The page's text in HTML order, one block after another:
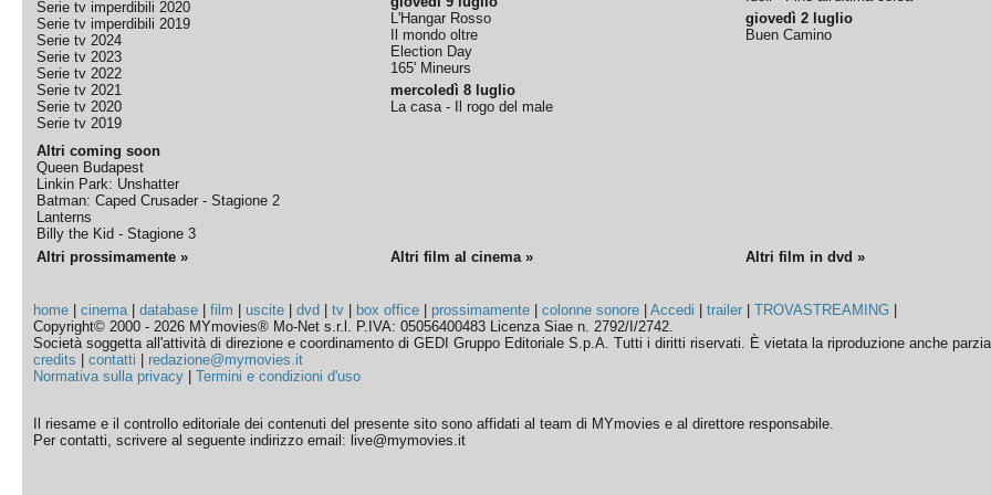
Serie tv imperdibili 2020
Serie tv imperdibili 2019
Serie tv 2024
Serie tv 2023
Serie tv 2022
Serie tv 2021
Serie tv 2020
Serie tv 2019
Altri coming soon
Queen Budapest
Linkin Park: Unshatter
Batman: Caped Crusader - Stagione 2
Lanterns
Billy the Kid - Stagione 3
L'Hangar Rosso
Il mondo oltre
Election Day
165' Mineurs
mercoledì 8 luglio
La casa - Il rogo del male
giovedì 2 luglio
Buen Camino
Altri prossimamente » Altri film al cinema » Altri film in dvd »
home |cinema|database |film |uscite |dvd |tv box office prossimamente |colonne sonore |Accedi |trailer |TROVASTREAMING
Copyright© 2000 - 2026 MYmovies® Mo-Net s.r.l. P.IVA: 05056400483 Licenza Siae n. 2792/I/2742.
Società soggetta all'attività di direzione e coordinamento di GEDI Gruppo Editoriale S.p.A. Tutti i diritti riservati. È vietata la riproduzione anche
credits |contatti
redazione@mymovies.it
Normativa sulla privacy |Termini e condizioni d'uso
Il riesame e il controllo editoriale dei contenuti del presente sito sono affidati al team di MYmovies e al direttore responsabile.
Per contatti, scrivere al seguente indirizzo email: live@mymovies.it